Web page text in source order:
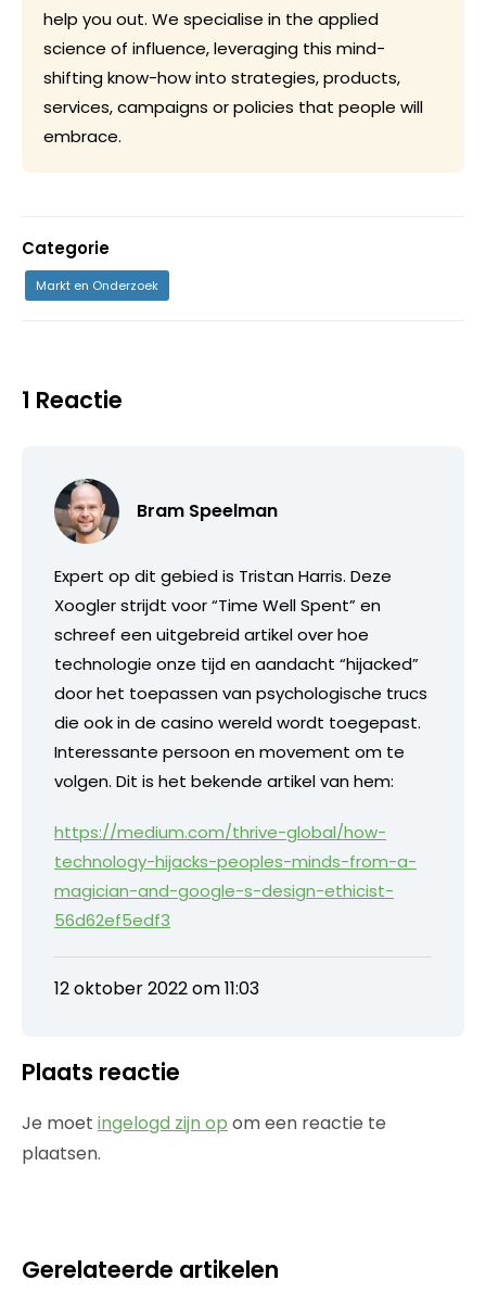
help you out. We specialise in the applied
science of influence, leveraging this mind-
shifting know-how into strategies, products,
services, campaigns or policies that people will
embrace.
Categorie
Markt en Onderzoek
1 Reactie
Bram Speelman
Expert op dit gebied is Tristan Harris. Deze
Xoogler strijdt voor “Time Well Spent” en
schreef een uitgebreid artikel over hoe
technologie onze tijd en aandacht “hijacked”
door het toepassen van psychologische trucs
die ook in de casino wereld wordt toegepast.
Interessante persoon en movement om te
volgen. Dit is het bekende artikel van hem:
https://medium.com/thrive-global/how-
technology-hijacks-peoples-minds-from-a-
magician-and-google-s-design-ethicist-
56d62ef5edf3
12 oktober 2022 om 11:03
Plaats reactie
Je moet ingelogd zijn op om een reactie te
plaatsen.
Gerelateerde artikelen